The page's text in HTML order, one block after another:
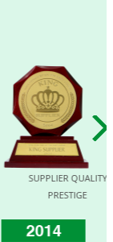
SUPPLIER QUALITY
PRESTIGE
2014